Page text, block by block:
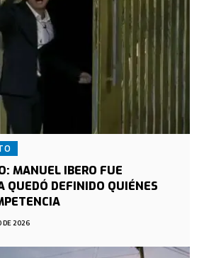
MANUEL IBERO FUE
QUEDÓ DEFINIDO QUIÉNES
DE 2026